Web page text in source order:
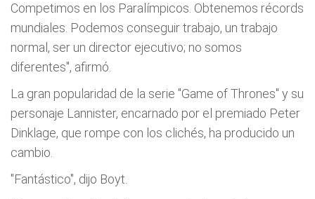
Competimos en los Paralímpicos. Obtenemos récords
mundiales. Podemos conseguir trabajo, un trabajo
normal, ser un director ejecutivo; no somos
diferentes", afirmó.
La gran popularidad de la serie "Game of Thrones" y su
personaje Lannister, encarnado por el premiado Peter
Dinklage, que rompe con los clichés, ha producido un
cambio.
"Fantástico", dijo Boyt.